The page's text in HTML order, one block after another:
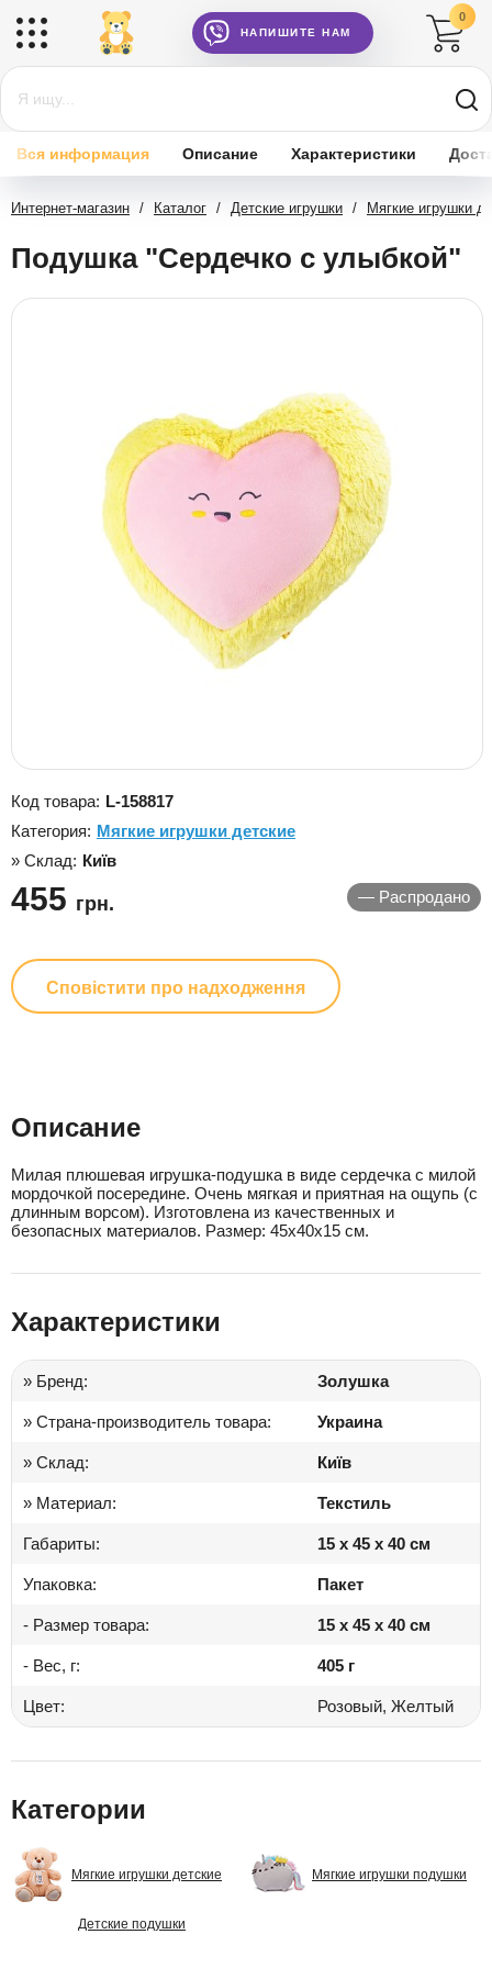
НАПИШИТЕ НАМ
0
Вся информация Описание Характеристики
Интернет-магазин / Каталог / Детские игрушки / Мягкие игрушки
Подушка "Сердечко с улыбкой"
Код товара: L-158817
Категория: Мягкие игрушки детские
» Склад: Київ
— Распродано
455 грн.
Сповістити про надходження
Описание
Милая плюшевая игрушка-подушка в виде сердечка с милой
мордочкой посередине. Очень мягкая и приятная на ощупь (с
длинным ворсом). Изготовлена из качественных и
безопасных материалов. Размер: 45х40х15 см.
Характеристики
» Бренд: Золушка
» Страна-производитель товара: Украина
» Склад: Київ
» Материал: Текстиль
Габариты: 15 x 45 x 40 см
Упаковка: Пакет
- Размер товара: 15 x 45 x 40 см
- Вес, г: 405 г
Цвет: Розовый, Желтый
Категории
Мягкие игрушки детские Мягкие игрушки подушки
Детские подушки